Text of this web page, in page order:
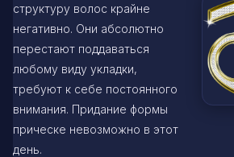
структуру волос крайне
негативно. Они абсолютно
перестают поддаваться
любому виду укладки,
требуют к себе постоянного
внимания. Придание формы
прическе невозможно в этот
день.